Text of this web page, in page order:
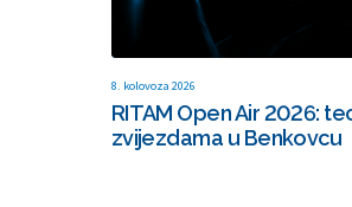
8. kolovoza 2026
RITAM Open Air 2026:
zvijezdama u Benkovcu